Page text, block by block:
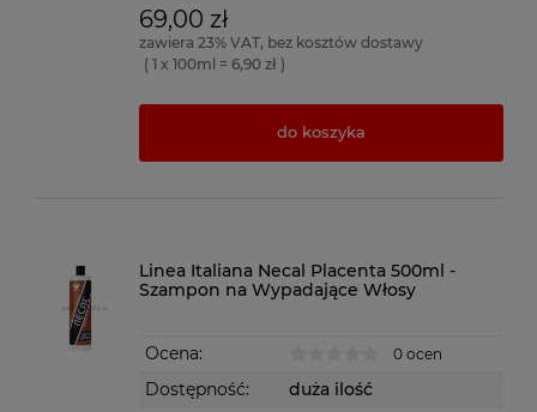
69,00 zł
zawiera 23% VAT, bez kosztów dostawy
( 1 x 100ml = 6,90 zł )
do koszyka
Linea Italiana Necal Placenta 500ml -
Szampon na Wypadające Włosy
Ocena: 0 ocen
Dostępność:
duża ilość